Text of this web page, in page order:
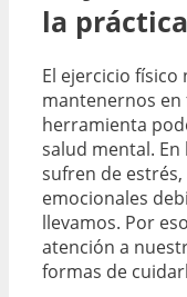
la
El ejercicio
mantenernos
herramienta
salud mental.
sufren de
emocionales
llevamos. Por
atención a
formas de